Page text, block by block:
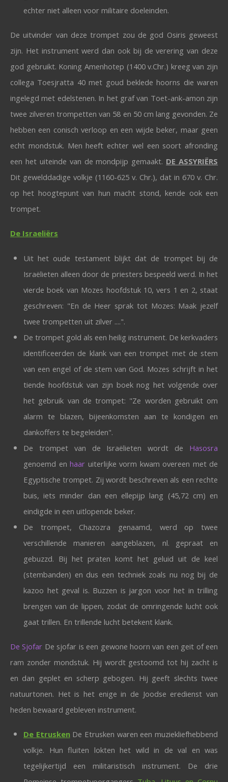
echter niet alleen voor militaire doeleinden.
De uitvinder van deze trompet zou de god Osiris geweest
zijn. Het instrument werd dan ook bij de verering van deze
god gebruikt. Koning Amenhotep (1400 v.Chr.) kreeg van zijn
collega Toesjratta 40 met goud beklede hoorns die waren
ingelegd met edelstenen. In het graf van Toet-ank-amon zijn
twee zilveren trompetten van 58 en 50 cm lang gevonden. Ze
hebben een conisch verloop en een wijde beker, maar geen
echt mondstuk. Men heeft echter wel een soort afronding
een het uiteinde van de mondpijp gemaakt. DE ASSYRIËRS
Dit gewelddadige volkje (1160-625 v. Chr.), dat in 670 v. Chr.
op het hoogtepunt van hun macht stond, kende ook een
trompet.
De Israeliërs
Uit het oude testament blijkt dat de trompet bij de
Israëlieten alleen door de priesters bespeeld werd. In het
vierde boek van Mozes hoofdstuk 10, vers 1 en 2, staat
geschreven: "En de Heer sprak tot Mozes: Maak jezelf
twee trompetten uit zilver ....".
De trompet gold als een heilig instrument. De kerkvaders
identificeerden de klank van een trompet met de stem
van een engel of de stem van God. Mozes schrijft in het
tiende hoofdstuk van zijn boek nog het volgende over
het gebruik van de trompet: "Ze worden gebruikt om
alarm te blazen, bijeenkomsten aan te kondigen en
dankoffers te begeleiden".
De trompet van de Israëlieten wordt de Hasosra
genoemd en haar uiterlijke vorm kwam overeen met de
Egyptische trompet. Zij wordt beschreven als een rechte
buis, iets minder dan een ellepijp lang (45,72 cm) en
eindigde in een uitlopende beker.
De trompet, Chazozra genaamd, werd op twee
verschillende manieren aangeblazen, nl. gepraat en
gebuzzd. Bij het praten komt het geluid uit de keel
(stembanden) en dus een techniek zoals nu nog bij de
kazoo het geval is. Buzzen is jargon voor het in trilling
brengen van de lippen, zodat de omringende lucht ook
gaat trillen. En trillende lucht betekent klank.
De Sjofar De sjofar is een gewone hoorn van een geit of een
ram zonder mondstuk. Hij wordt gestoomd tot hij zacht is
en dan geplet en scherp gebogen. Hij geeft slechts twee
natuurtonen. Het is het enige in de Joodse eredienst van
heden bewaard gebleven instrument.
De EtruskenDe Etrusken waren een muziekliefhebbend
volkje. Hun fluiten lokten het wild in de val en was
tegelijkertijd een militaristisch instrument. De drie